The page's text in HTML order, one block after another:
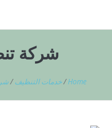
شركة
Home
/خدمات التنظيف /